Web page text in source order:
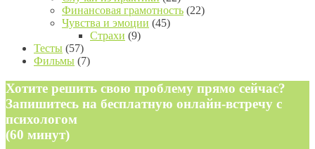
Финансовая грамотность (22)
Чувства и эмоции (45)
Страхи (9)
Тесты (57)
Фильмы (7)
Хотите решить свою проблему прямо сейчас?
Запишитесь на бесплатную онлайн-встречу с
психологом
(60 минут)